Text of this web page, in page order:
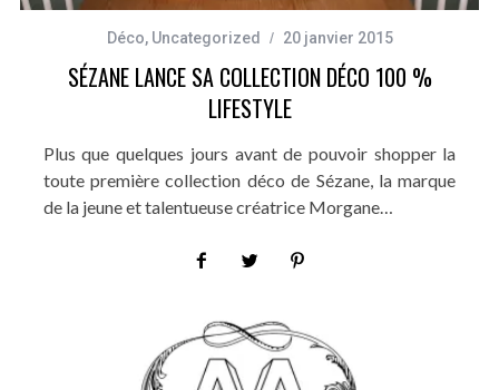
Déco, Uncategorized 20 janvier 2015
SÉZANE LANCE SA COLLECTION DÉCO 100 %
LIFESTYLE
Plus que quelques jours avant de pouvoir shopper la
toute première collection déco de Sézane, la marque
de la jeune et talentueuse créatrice Morgane…